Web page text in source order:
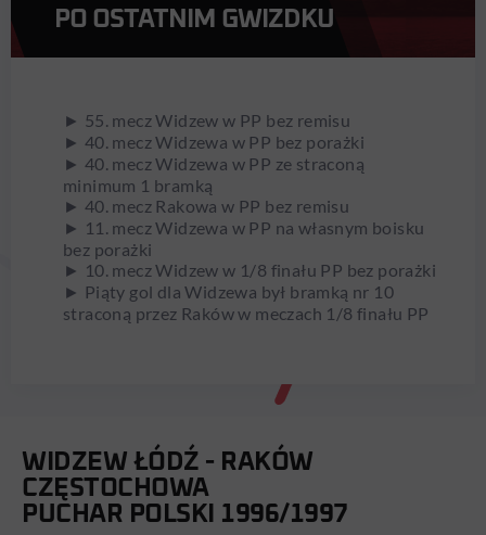
PO OSTATNIM GWIZDKU
► 55. mecz Widzew w PP bez remisu
► 40. mecz Widzewa w PP bez porażki
► 40. mecz Widzewa w PP ze straconą
minimum 1 bramką
► 40. mecz Rakowa w PP bez remisu
► 11. mecz Widzewa w PP na własnym boisku
bez porażki
► 10. mecz Widzew w 1/8 finału PP bez porażki
► Piąty gol dla Widzewa był bramką nr 10
straconą przez Raków w meczach 1/8 finału PP
WIDZEW ŁÓDŹ - RAKÓW
CZĘSTOCHOWA
PUCHAR POLSKI 1996/1997